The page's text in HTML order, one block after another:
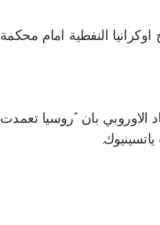
النفطية امام محكمة
الاوروبي بان “روسيا تعمدت